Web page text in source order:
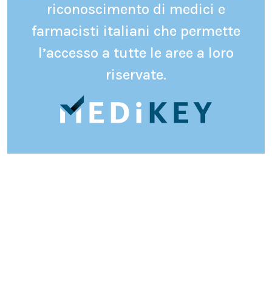
riconoscimento di medici e
farmacisti italiani che permette
l’accesso a tutte le aree a loro
riservate.